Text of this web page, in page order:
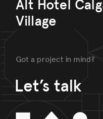
Alt Hotel
Village
Got a project in mind?
Let’s talk